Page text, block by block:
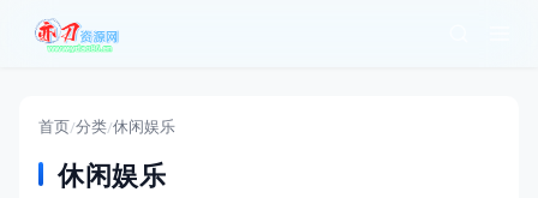
首页/分类/休闲娱乐
休闲娱乐